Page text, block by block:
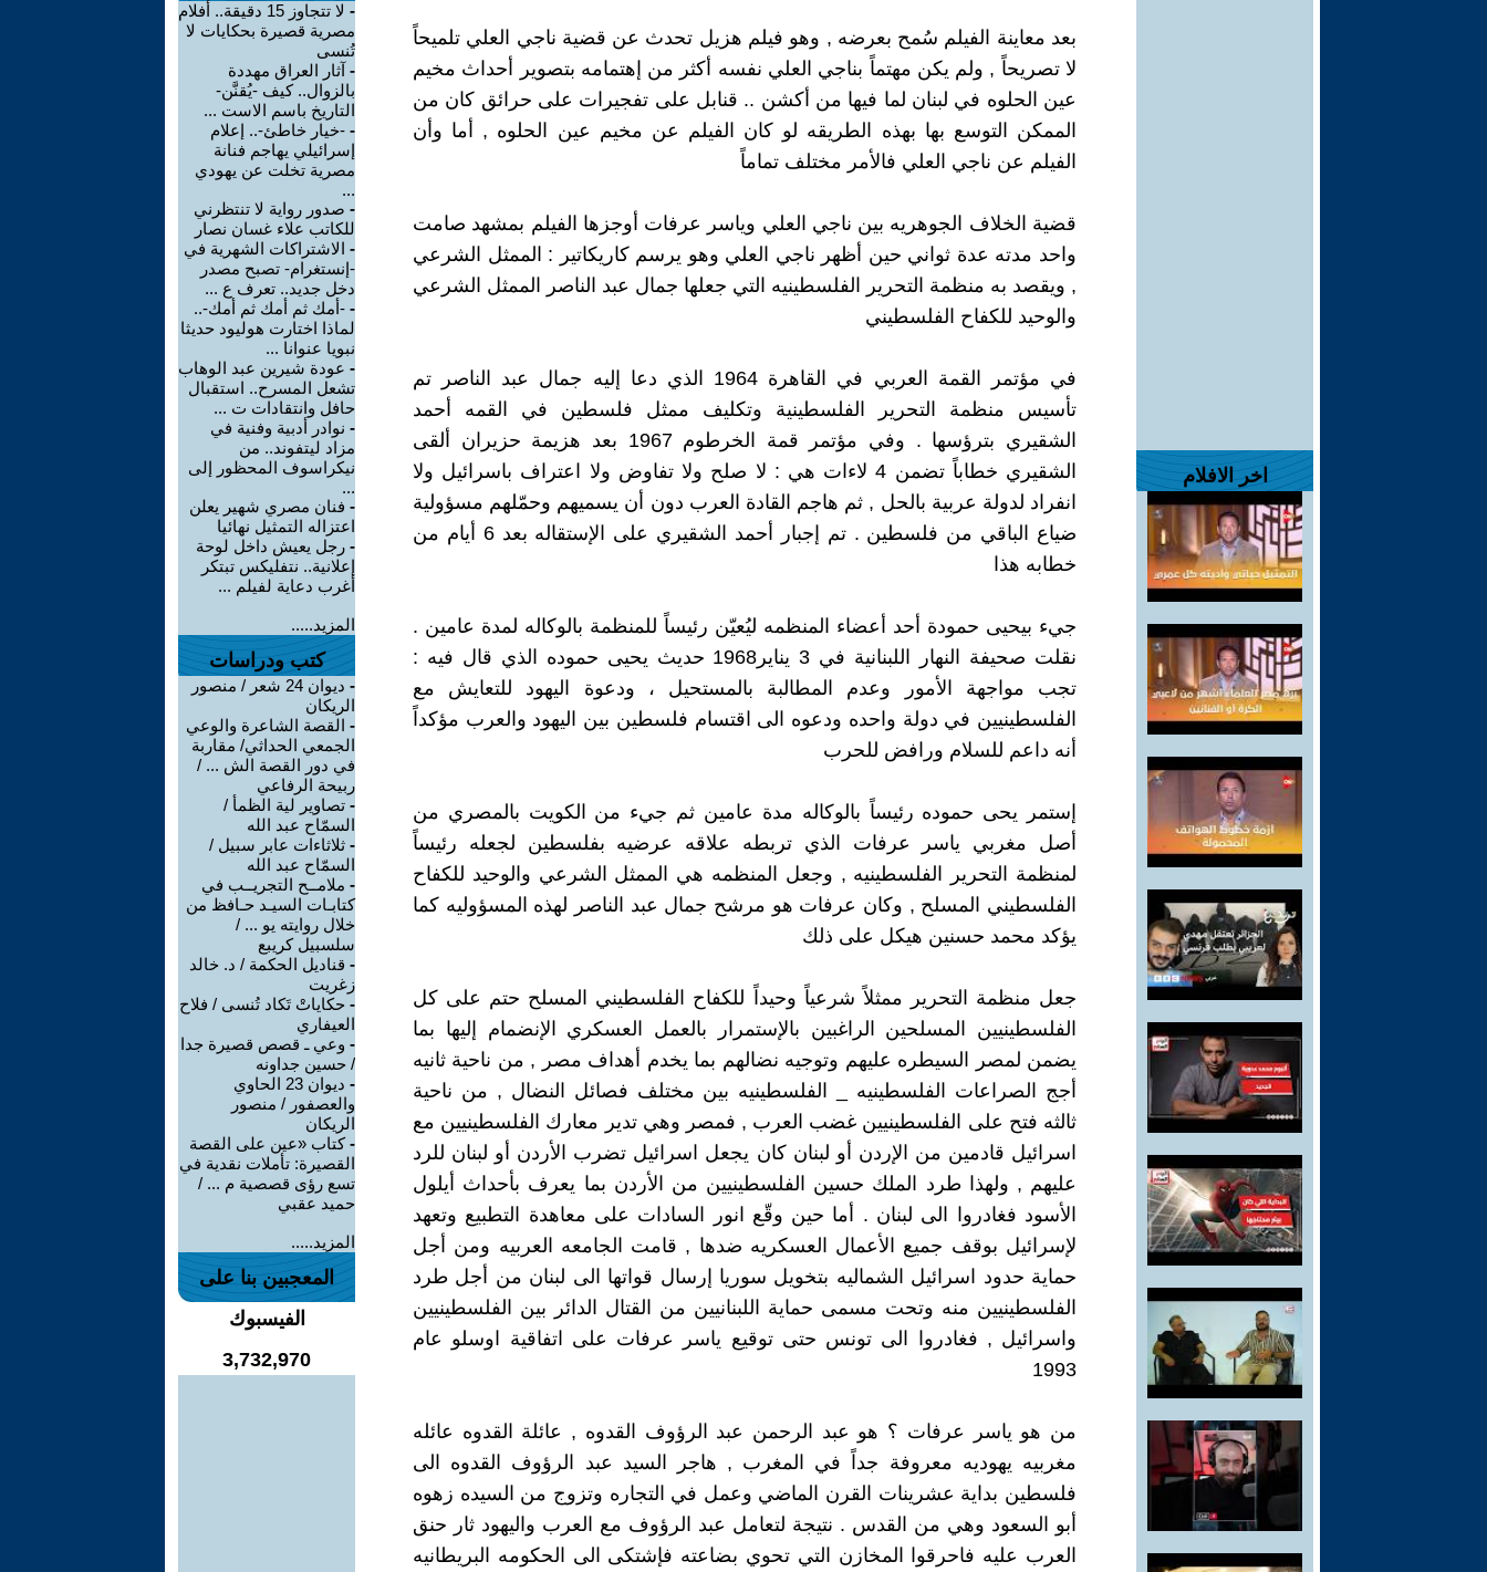
اخر الافلام
بعد معاينة الفيلم سُمح بعرضه , وهو فيلم هزيل تحدث عن قضية ناجي العلي تلميحاً
لا تصريحاً , ولم يكن مهتماً بناجي العلي نفسه أكثر من إهتمامه بتصوير أحداث مخيم
عين الحلوه في لبنان لما فيها من أكشن .. قنابل على تفجيرات على حرائق كان من
الممكن التوسع بها بهذه الطريقه لو كان الفيلم عن مخيم عين الحلوه , أما وأن
الفيلم عن ناجي العلي فالأمر مختلف تماماً
قضية الخلاف الجوهريه بين ناجي العلي وياسر عرفات أوجزها الفيلم بمشهد صامت
واحد مدته عدة ثواني حين أظهر ناجي العلي وهو يرسم كاريكاتير : الممثل الشرعي
, ويقصد به منظمة التحرير الفلسطينيه التي جعلها جمال عبد الناصر الممثل الشرعي
والوحيد للكفاح الفلسطيني
في مؤتمر القمة العربي في القاهرة 1964 الذي دعا إليه جمال عبد الناصر تم
تأسيس منظمة التحرير الفلسطينية وتكليف ممثل فلسطين في القمه أحمد
الشقيري بترؤسها . وفي مؤتمر قمة الخرطوم 1967 بعد هزيمة حزيران ألقى
الشقيري خطاباً تضمن 4 لاءات هي : لا صلح ولا تفاوض ولا اعتراف باسرائيل ولا
انفراد لدولة عربية بالحل , ثم هاجم القادة العرب دون أن يسميهم وحمّلهم مسؤولية
ضياع الباقي من فلسطين . تم إجبار أحمد الشقيري على الإستقاله بعد 6 أيام من
خطابه هذا
جيء بيحيى حمودة أحد أعضاء المنظمه ليُعيّن رئيساً للمنظمة بالوكاله لمدة عامين .
نقلت صحيفة النهار اللبنانية في 3 يناير1968 حديث يحيى حموده الذي قال فيه :
تجب مواجهة الأمور وعدم المطالبة بالمستحيل ، ودعوة اليهود للتعايش مع
الفلسطينيين في دولة واحده ودعوه الى اقتسام فلسطين بين اليهود والعرب مؤكداً
أنه داعم للسلام ورافض للحرب
إستمر يحى حموده رئيساً بالوكاله مدة عامين ثم جيء من الكويت بالمصري من
أصل مغربي ياسر عرفات الذي تربطه علاقه عرضيه بفلسطين لجعله رئيساً
لمنظمة التحرير الفلسطينيه , وجعل المنظمه هي الممثل الشرعي والوحيد للكفاح
الفلسطيني المسلح , وكان عرفات هو مرشح جمال عبد الناصر لهذه المسؤوليه كما
يؤكد محمد حسنين هيكل على ذلك
جعل منظمة التحرير ممثلاً شرعياً وحيداً للكفاح الفلسطيني المسلح حتم على كل
الفلسطينيين المسلحين الراغبين بالإستمرار بالعمل العسكري الإنضمام إليها بما
يضمن لمصر السيطره عليهم وتوجيه نضالهم بما يخدم أهداف مصر , من ناحية ثانيه
أجج الصراعات الفلسطينيه _ الفلسطينيه بين مختلف فصائل النضال , من ناحية
ثالثه فتح على الفلسطينيين غضب العرب , فمصر وهي تدير معارك الفلسطينيين مع
اسرائيل قادمين من الإردن أو لبنان كان يجعل اسرائيل تضرب الأردن أو لبنان للرد
عليهم , ولهذا طرد الملك حسين الفلسطينيين من الأردن بما يعرف بأحداث أيلول
الأسود فغادروا الى لبنان . أما حين وقّع انور السادات على معاهدة التطبيع وتعهد
لإسرائيل بوقف جميع الأعمال العسكريه ضدها , قامت الجامعه العربيه ومن أجل
حماية حدود اسرائيل الشماليه بتخويل سوريا إرسال قواتها الى لبنان من أجل طرد
الفلسطينيين منه وتحت مسمى حماية اللبنانيين من القتال الدائر بين الفلسطينيين
واسرائيل , فغادروا الى تونس حتى توقيع ياسر عرفات على اتفاقية اوسلو عام
1993
من هو ياسر عرفات ؟ هو عبد الرحمن عبد الرؤوف القدوه , عائلة القدوه عائله
مغربيه يهوديه معروفة جداً في المغرب , هاجر السيد عبد الرؤوف القدوه الى
فلسطين بداية عشرينات القرن الماضي وعمل في التجاره وتزوج من السيده زهوه
أبو السعود وهي من القدس . نتيجة لتعامل عبد الرؤوف مع العرب واليهود ثار حنق
العرب عليه فاحرقوا المخازن التي تحوي بضاعته فإشتكى الى الحكومه البريطانيه
-
لا تتجاوز 15 دقيقة.. أفلام
مصرية قصيرة بحكايات لا
تُنسى
- آثار العراق مهددة
بالزوال.. كيف -يُقنَّن-
التاريخ باسم الاست ...
- -خيار خاطئ-.. إعلام
إسرائيلي يهاجم فنانة
مصرية تخلت عن يهودي
...
- صدور رواية لا تنتظرني
للكاتب علاء غسان نصار
- الاشتراكات الشهرية في
-إنستغرام- تصبح مصدر
دخل جديد.. تعرف ع ...
- -أمك ثم أمك ثم أمك-..
لماذا اختارت هوليود حديثا
نبويا عنوانا ...
- عودة شيرين عبد الوهاب
تشعل المسرح.. استقبال
حافل وانتقادات ت ...
- نوادر أدبية وفنية في
مزاد ليتفوند.. من
نيكراسوف المحظور إلى
...
- فنان مصري شهير يعلن
اعتزاله التمثيل نهائيا
- رجل يعيش داخل لوحة
إعلانية.. نتفليكس تبتكر
أغرب دعاية لفيلم ...
المزيد.....
كتب ودراسات
-
ديوان 24 شعر / منصور
الريكان
- القصة الشاعرة والوعي
الجمعي الحداثي/ مقاربة
في دور القصة الش ... /
ربيحة الرفاعي
- تصاوير لية الظمأ /
السمّاح عبد الله
- ثلاثاءات عابر سبيل /
السمّاح عبد الله
- ملامــح التجريــب في
كتابـات السيـد حـافظ من
خلال روايته يو ... /
سلسبيل كريبع
- قناديل الحكمة / د. خالد
زغريت
- حكاياتْ تَكاد تُنسى / فلاح
العيفاري
- وعي ـ قصص قصيرة جدا
/ حسين جداونه
-
ديوان 23 الحاوي
والعصفور / منصور
الريكان
-كتاب «عين على القصة
القصيرة: تأملات نقدية في
تسع رؤى قصصية م ... /
حميد عقبي
المزيد.....
المعجبين بنا على
الفيسبوك
3,732,970